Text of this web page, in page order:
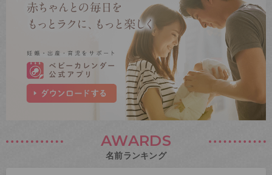
AWARDS
名前ランキング